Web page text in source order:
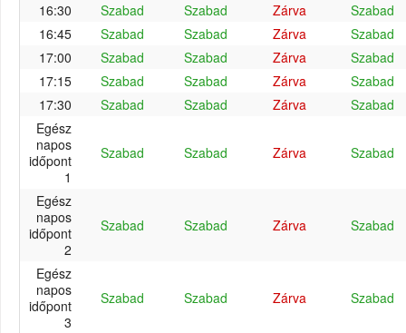
16:30 Szabad Szabad Zárva
Szabad
16:45
Szabad Szabad Zárva
Szabad
17:00
Szabad Szabad Zárva
Szabad
17:15
Szabad Szabad Zárva
Szabad
17:30
Szabad Szabad Zárva
Szabad
Egész
napos
időpont
1
Szabad Szabad Zárva Szabad
Egész
napos
időpont
2
Szabad Szabad Zárva Szabad
Egész
napos
időpont
3
Szabad Szabad Zárva Szabad